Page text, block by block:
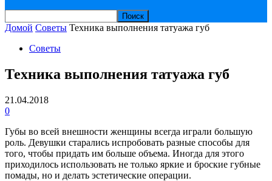
Домой Советы Техника выполнения татуажа губ
Советы
Техника выполнения татуажа губ
21.04.2018
0
Губы во всей внешности женщины всегда играли большую
роль. Девушки старались испробовать разные способы для
того, чтобы придать им больше объема. Иногда для этого
приходилось использовать не только яркие и броские губные
помады, но и делать эстетические операции.